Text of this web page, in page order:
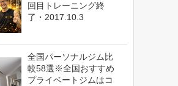
回目トレーニング終
了・2017.10.3
全国パーソナルジム比
較58選※全国おすすめ
プライベートジムはコ